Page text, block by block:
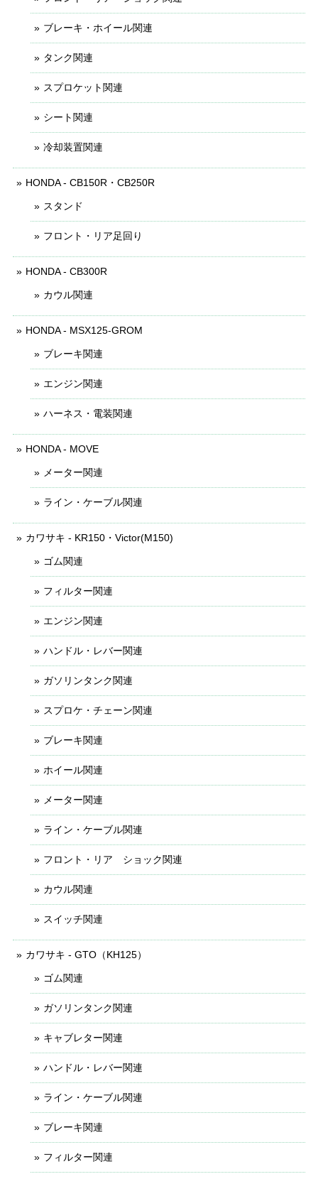
ブレーキ・ホイール関連
タンク関連
スプロケット関連
シート関連
冷却装置関連
HONDA - CB150R・CB250R
スタンド
フロント・リア足回り
HONDA - CB300R
カウル関連
HONDA - MSX125-GROM
ブレーキ関連
エンジン関連
ハーネス・電装関連
HONDA - MOVE
メーター関連
ライン・ケーブル関連
カワサキ - KR150・Victor(M150)
ゴム関連
フィルター関連
エンジン関連
ハンドル・レバー関連
ガソリンタンク関連
スプロケ・チェーン関連
ブレーキ関連
ホイール関連
メーター関連
ライン・ケーブル関連
フロント・リア ショック関連
カウル関連
スイッチ関連
カワサキ - GTO（KH125）
ゴム関連
ガソリンタンク関連
キャブレター関連
ハンドル・レバー関連
ライン・ケーブル関連
ブレーキ関連
フィルター関連